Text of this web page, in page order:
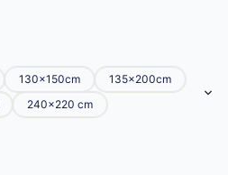
130x150cm
135x200cm
240x220 cm